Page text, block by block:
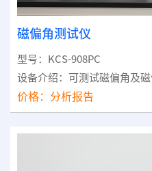
磁偏角测试仪
型号：KCS-908PC
设备介绍：可测试磁偏角及磁
价格： 分析报告